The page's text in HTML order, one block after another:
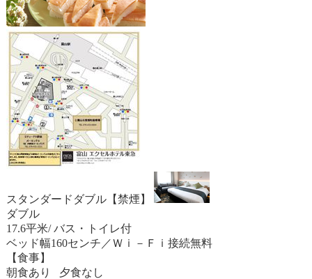
スタンダードダブル【禁煙】
ダブル
17.6平米/ バス・トイレ付
ベッド幅160センチ／Ｗｉ－Ｆｉ接続無料
【食事】
朝食あり 夕食なし